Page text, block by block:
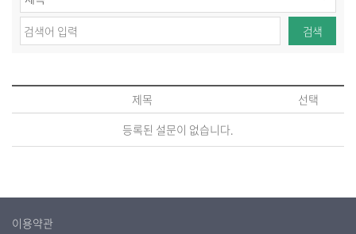
검색
제목
선택
등록된 설문이 없습니다.
이용약관